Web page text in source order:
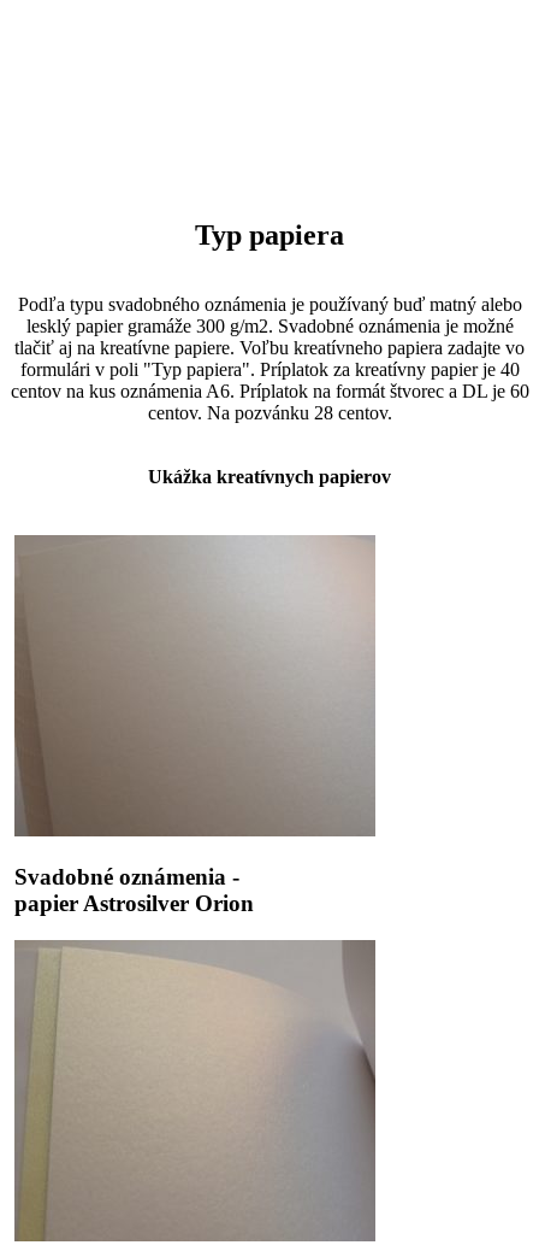
Typ papiera
Podľa typu svadobného oznámenia je používaný buď matný alebo
lesklý papier gramáže 300 g/m2. Svadobné oznámenia je možné
tlačiť aj na kreatívne papiere. Voľbu kreatívneho papiera zadajte vo
formulári v poli "Typ papiera". Príplatok za kreatívny papier je 40
centov na kus oznámenia A6. Príplatok na formát štvorec a DL je 60
centov. Na pozvánku 28 centov.
Ukážka kreatívnych papierov
Svadobné
oznámenia
-
papier
Svadobné oznámenia -
papier Astrosilver Orion